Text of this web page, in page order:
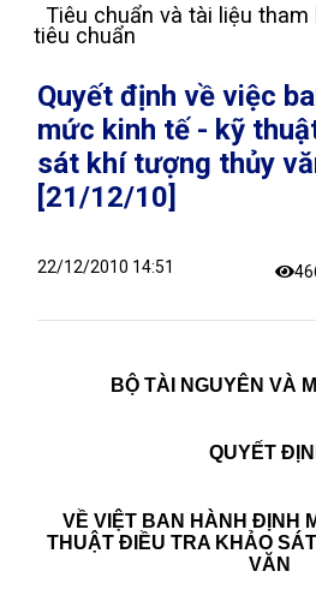
Tiêu chuẩn và tài liệu tham
tiêu chuẩn
Quyết định về việc
mức kinh tế - kỹ
sát khí tượng thủy
[21/12/10]
22/12/2010 14:51
BỘ TÀI NGUYÊN VÀ
QUYẾT
VỀ VIỆT BAN HÀNH ĐỊNH
THUẬT ĐIỀU TRA KHẢO
VĂN